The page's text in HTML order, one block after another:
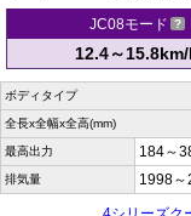
JC08モード
12.4～
ボディタイプ
全長x全幅x全高(mm)
最高出力 184～
排気量 1998